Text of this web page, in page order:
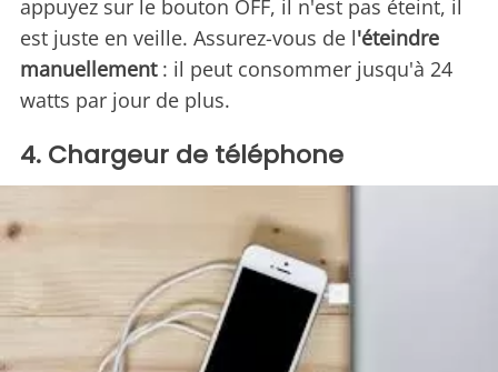
appuyez sur le bouton OFF, il n'est pas éteint, il
est juste en veille. Assurez-vous de l'éteindre
manuellement: il peut consommer jusqu'à 24
watts par jour de plus.
4. Chargeur de téléphone